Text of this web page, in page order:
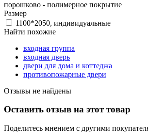
порошково - полимерное покрытие
Размер
1100*2050, индивидуальные
Найти похожие
входная группа
входная дверь
двери для дома и коттеджа
противопожарные двери
Отзывы не найдены
Оставить отзыв на этот товар
Поделитесь мнением с другими